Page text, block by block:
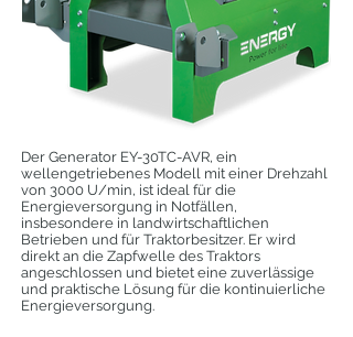
Der Generator EY-30TC-AVR, ein
wellengetriebenes Modell mit einer Drehzahl
von 3000 U/min, ist ideal für die
Energieversorgung in Notfällen,
insbesondere in landwirtschaftlichen
Betrieben und für Traktorbesitzer. Er wird
direkt an die Zapfwelle des Traktors
angeschlossen und bietet eine zuverlässige
und praktische Lösung für die kontinuierliche
Energieversorgung.